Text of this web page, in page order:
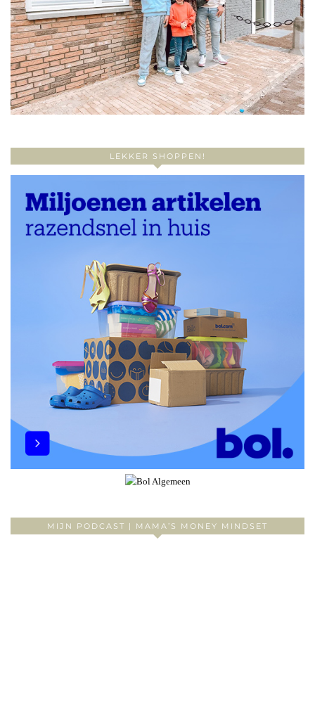
LEKKER SHOPPEN!
MIJN PODCAST | MAMA’S MONEY MINDSET